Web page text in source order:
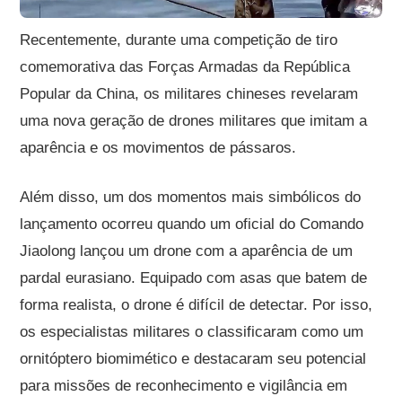
Recentemente, durante uma competição de tiro
comemorativa das Forças Armadas da República
Popular da China, os militares chineses revelaram
uma nova geração de drones militares que imitam a
aparência e os movimentos de pássaros.
Além disso, um dos momentos mais simbólicos do
lançamento ocorreu quando um oficial do Comando
Jiaolong lançou um drone com a aparência de um
pardal eurasiano. Equipado com asas que batem de
forma realista, o drone é difícil de detectar. Por isso,
os especialistas militares o classificaram como um
ornitóptero biomimético e destacaram seu potencial
para missões de reconhecimento e vigilância em